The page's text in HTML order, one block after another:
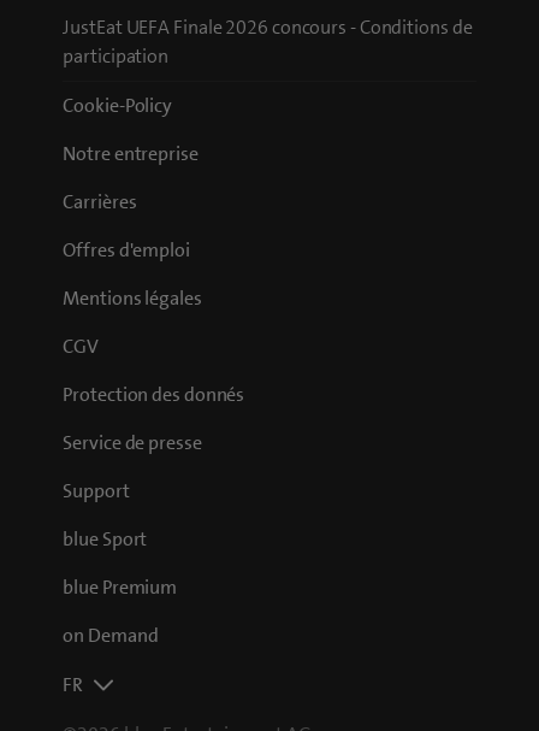
JustEat UEFA Finale 2026 concours - Conditions de
participation
Cookie-Policy
Notre entreprise
Carrières
Offres d'emploi
Mentions légales
CGV
Protection des donnés
Service de presse
Support
blue Sport
blue Premium
on Demand
FR